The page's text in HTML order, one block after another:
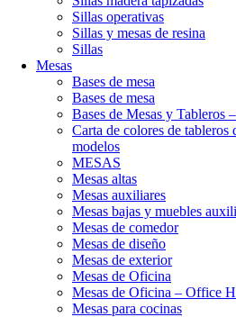
Sillas operativas
Sillas y mesas de resina
Sillas
Mesas
Bases de mesa
Bases de mesa
Bases de Mesas y Tableros
Carta de colores de tableros
modelos
MESAS
Mesas altas
Mesas auxiliares
Mesas bajas y muebles
Mesas de comedor
Mesas de diseño
Mesas de exterior
Mesas de Oficina
Mesas de Oficina – Office
Mesas para cocinas